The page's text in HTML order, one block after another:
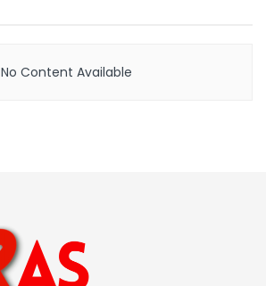
No Content Available